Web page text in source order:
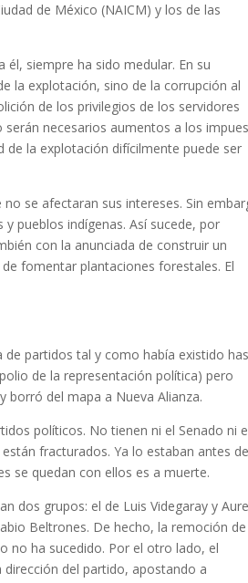
de México (NAICM) y los de las
siempre ha sido medular. En su
la explotación, sino de la corrupción al
de los privilegios de los servidores
necesarios aumentos a los
de la explotación difícilmente puede ser
se afectaran sus intereses. Sin
pueblos indígenas. Así sucede, por
con la anunciada de construir un
fomentar plantaciones forestales. El
de partidos tal y como había existido
de la representación política) pero
borró del mapa a Nueva Alianza.
políticos. No tienen ni el Senado ni
fracturados. Ya lo estaban antes
se quedan con ellos es a muerte.
dos grupos: el de Luis Videgaray y
Beltrones. De hecho, la remoción de
no ha sucedido. Por el otro lado, el
del partido, apostando a